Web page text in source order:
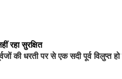
रहा सुरक्षित
की धरती पर से एक सदी पूर्व विलुप्त